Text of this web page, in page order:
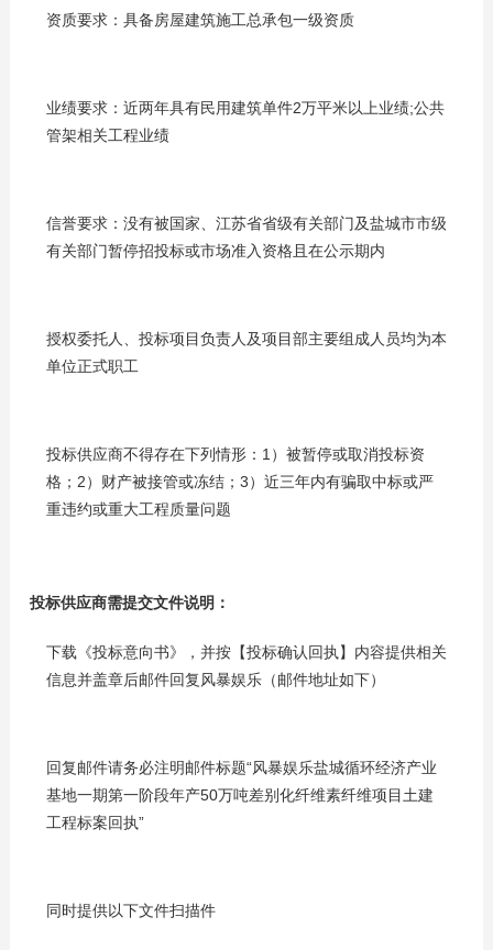
资质要求：具备房屋建筑施工总承包一级资质
业绩要求：近两年具有民用建筑单件2万平米以上业绩;公共
管架相关工程业绩
信誉要求：没有被国家、江苏省省级有关部门及盐城市市级
有关部门暂停招投标或市场准入资格且在公示期内
授权委托人、投标项目负责人及项目部主要组成人员均为本
单位正式职工
投标供应商不得存在下列情形：1）被暂停或取消投标资
格；2）财产被接管或冻结；3）近三年内有骗取中标或严
重违约或重大工程质量问题
投标供应商需提交文件说明：
下载《投标意向书》，并按【投标确认回执】内容提供相关
信息并盖章后邮件回复风暴娱乐（邮件地址如下）
回复邮件请务必注明邮件标题“风暴娱乐盐城循环经济产业
基地一期第一阶段年产50万吨差别化纤维素纤维项目土建
工程标案回执”
同时提供以下文件扫描件